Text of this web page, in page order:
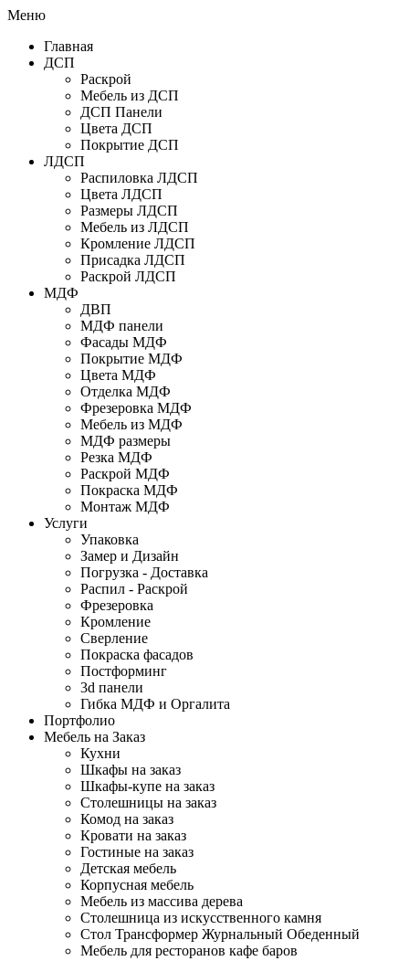
Меню
Главная
ДСП
Раскрой
Мебель из ДСП
ДСП Панели
Цвета ДСП
Покрытие ДСП
ЛДСП
Распиловка ЛДСП
Цвета ЛДСП
Размеры ЛДСП
Мебель из ЛДСП
Кромление ЛДСП
Присадка ЛДСП
Раскрой ЛДСП
МДФ
ДВП
МДФ панели
Фасады МДФ
Покрытие МДФ
Цвета МДФ
Отделка МДФ
Фрезеровка МДФ
Мебель из МДФ
МДФ размеры
Резка МДФ
Раскрой МДФ
Покраска МДФ
Монтаж МДФ
Услуги
Упаковка
Замер и Дизайн
Погрузка - Доставка
Распил - Раскрой
Фрезеровка
Кромление
Сверление
Покраска фасадов
Постформинг
3d панели
Гибка МДФ и Оргалита
Портфолио
Мебель на Заказ
Кухни
Шкафы на заказ
Шкафы-купе на заказ
Столешницы на заказ
Комод на заказ
Кровати на заказ
Гостиные на заказ
Детская мебель
Корпусная мебель
Мебель из массива дерева
Столешница из искусственного камня
Стол Трансформер Журнальный Обеденный
Мебель для ресторанов кафе баров